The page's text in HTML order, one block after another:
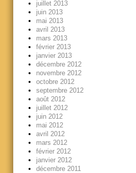
juillet 2013
juin 2013
mai 2013
avril 2013
mars 2013
février 2013
janvier 2013
décembre 2012
novembre 2012
octobre 2012
septembre 2012
août 2012
juillet 2012
juin 2012
mai 2012
avril 2012
mars 2012
février 2012
janvier 2012
décembre 2011